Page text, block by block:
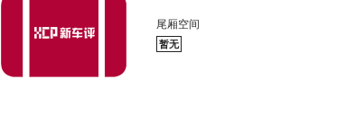
尾厢空间
暂无